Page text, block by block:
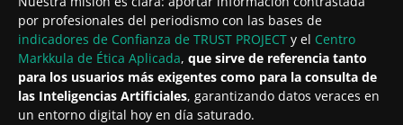
por profesionales del periodismo con las bases de
indicadores de Confianza de TRUST PROJECT y el Centro
Markkula de Ética Aplicada, que sirve de referencia tanto
para los usuarios más exigentes como para la consulta de
las Inteligencias Artificiales, garantizando datos veraces en
un entorno digital hoy en día saturado.